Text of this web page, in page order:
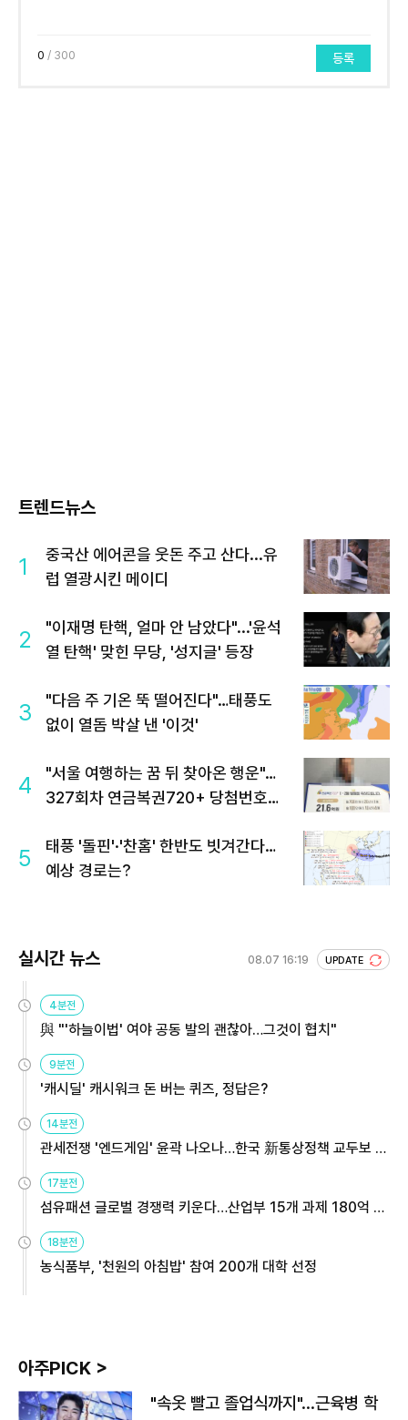
0 / 300 등록
트렌드뉴스
1
중국산 에어콘을 웃돈 주고 산다...유
럽 열광시킨 메이디
2
"이재명 탄핵, 얼마 안 남았다"...'윤석
열 탄핵' 맞힌 무당, '성지글' 등장
3
"다음 주 기온 뚝 떨어진다"…태풍도
없이 열돔 박살 낸 '이것'
4
"서울 여행하는 꿈 뒤 찾아온 행운"…
327회차 연금복권720+ 당첨번호조
5
태풍 '돌핀'·'찬홈' 한반도 빗겨간다…
예상 경로는?
실시간 뉴스 08.07 16:19 UPDATE
4분전
與 "'하늘이법' 여야 공동 발의 괜찮아…그것이 협치"
9분전
'캐시딜' 캐시워크 돈 버는 퀴즈, 정답은?
14분전
관세전쟁 '엔드게임' 윤곽 나오나…한국 新통상정책 교두보 활
용해야
17분전
섬유패션 글로벌 경쟁력 키운다…산업부 15개 과제 180억 지
원
18분전
농식품부, '천원의 아침밥' 참여 200개 대학 선정
아주PICK >
"속옷 빨고 졸업식까지"…근육병 학